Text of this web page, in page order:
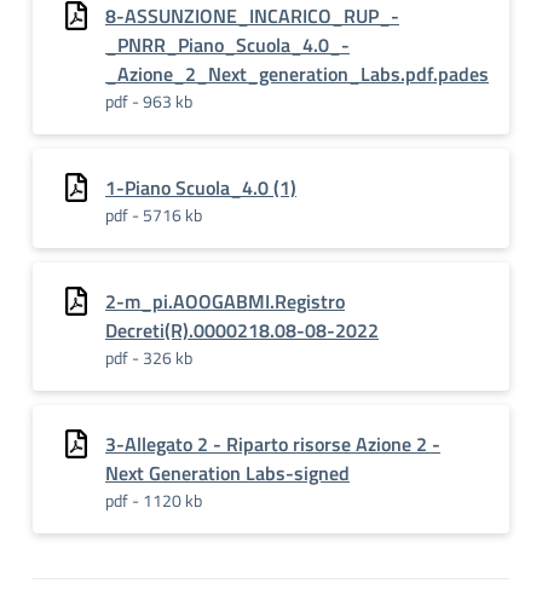
8-ASSUNZIONE_INCARICO_RUP_-
_PNRR_Piano_Scuola_4.0_-
_Azione_2_Next_generation_Labs.pdf.pades
pdf - 963 kb
1-Piano Scuola_4.0 (1)
pdf - 5716 kb
2-m_pi.AOOGABMI.Registro
Decreti(R).0000218.08-08-2022
pdf - 326 kb
3-Allegato 2 - Riparto risorse Azione 2 -
Next Generation Labs-signed
pdf - 1120 kb